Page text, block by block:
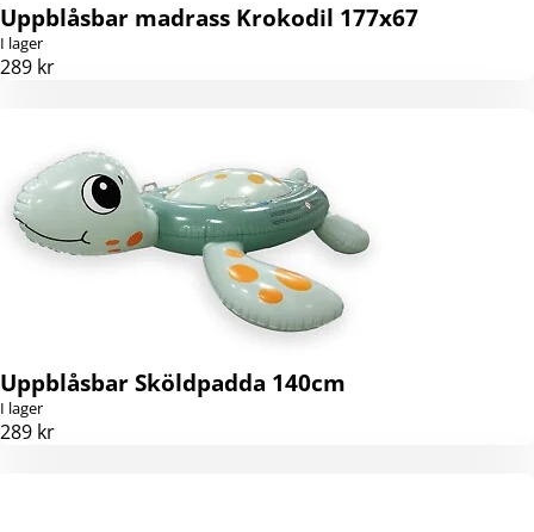
Uppblåsbar madrass Krokodil 177x67
I lager
289 kr
Uppblåsbar Sköldpadda 140cm
I lager
289 kr